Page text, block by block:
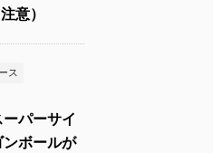
意）
ス
パーサイ
ボールが